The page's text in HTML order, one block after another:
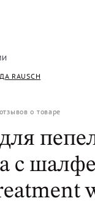
RAUSCH
отзывов о товаре
с